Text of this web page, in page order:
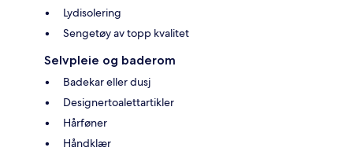
Lydisolering
Sengetøy av topp kvalitet
Selvpleie og baderom
Badekar eller dusj
Designertoalettartikler
Hårføner
Håndklær